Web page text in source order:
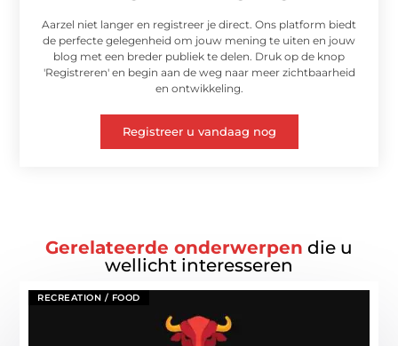
Aarzel niet langer en registreer je direct. Ons platform biedt
de perfecte gelegenheid om jouw mening te uiten en jouw
blog met een breder publiek te delen. Druk op de knop
'Registreren' en begin aan de weg naar meer zichtbaarheid
en ontwikkeling.
Registreer u vandaag nog
Gerelateerde onderwerpen die u
wellicht interesseren
RECREATION / FOOD